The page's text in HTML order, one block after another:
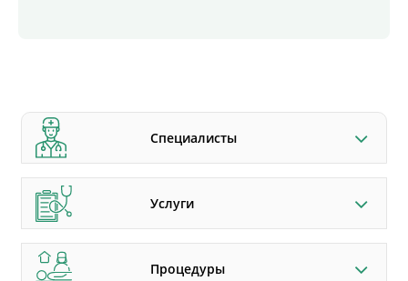
Специалисты
Услуги
Процедуры